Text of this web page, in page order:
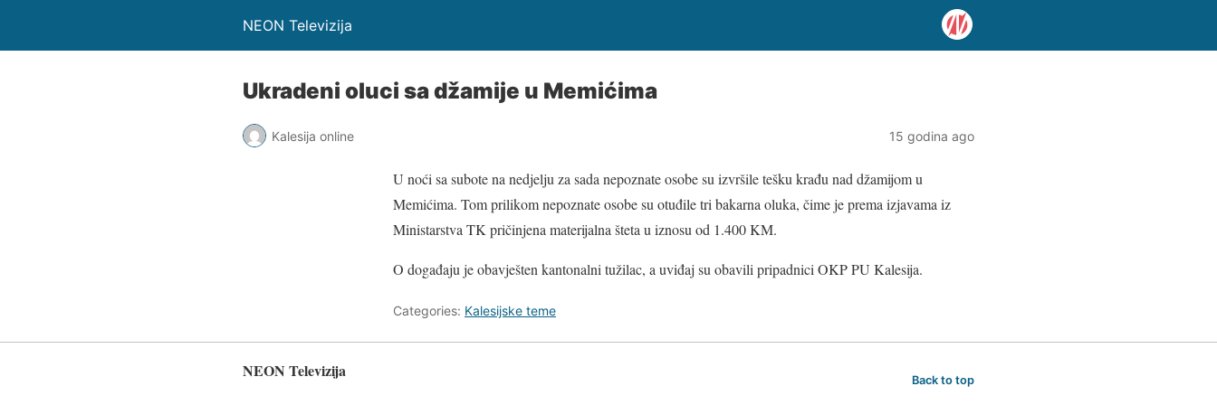
NEON Televizija
Ukradeni oluci sa džamije u Memićima
Kalesija online 15 godina ago
U noći sa subote na nedjelju za sada nepoznate osobe su izvršile tešku krađu nad džamijom u
Memićima. Tom prilikom nepoznate osobe su otuđile tri bakarna oluka, čime je prema izjavama iz
Ministarstva TK pričinjena materijalna šteta u iznosu od 1.400 KM.
O događaju je obavješten kantonalni tužilac, a uviđaj su obavili pripadnici OKP PU Kalesija.
Categories: Kalesijske teme
NEON Televizija Back to top